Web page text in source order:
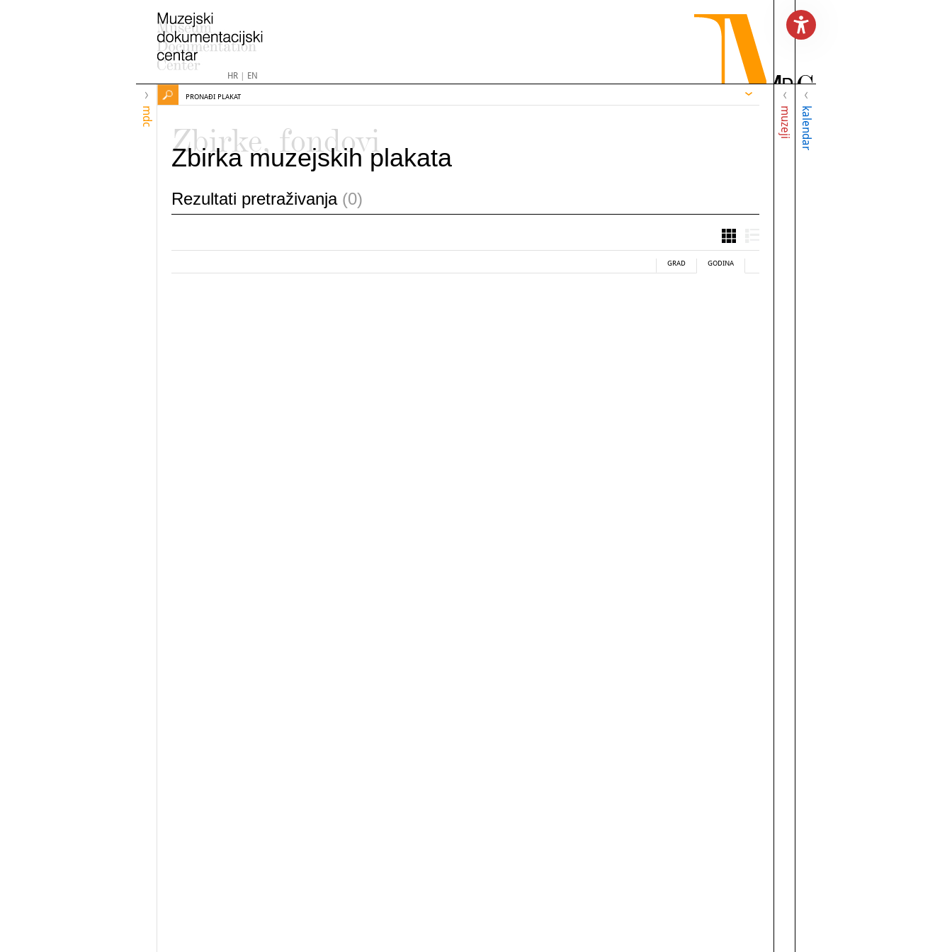
HR| EN
mdc muzeji kalendar
PRONAĐI PLAKAT
Zbirke, fondovi
Zbirka muzejskih plakata
Rezultati pretraživanja (0)
GRAD GODINA